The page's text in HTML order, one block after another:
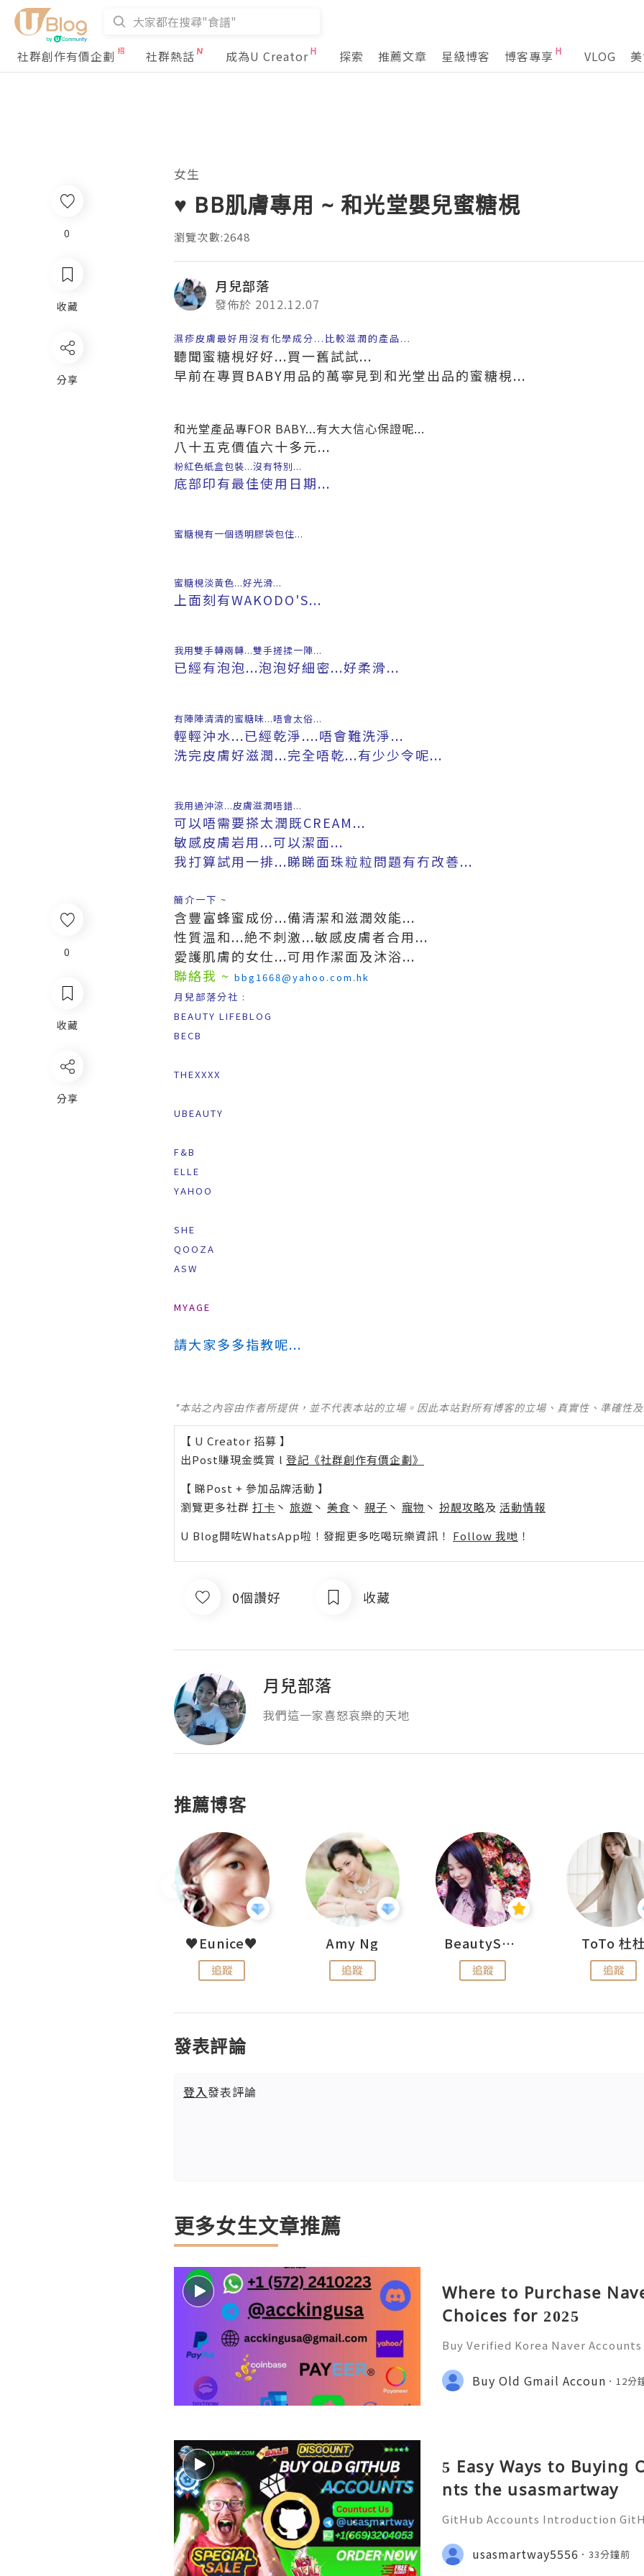
社群創作有價企劃 社群熱話 成為U Creator 探索 推薦文章 星級博客 博客專享 VLOG
0
收藏
分享
女生
♥ BB肌膚專用 ~ 和光堂嬰兒蜜糖梘
瀏覽次數:2648
月兒部落
發佈於 2012.12.07
濕疹皮膚最好用沒有化學成分...比較滋潤的產品...
聽聞蜜糖梘好好...買一舊試試...
早前在專買BABY用品的萬寧見到和光堂出品的蜜糖梘...
和光堂產品專FOR BABY...有大大信心保證呢...
八十五克價值六十多元...
粉紅色紙盒包裝...沒有特別...
底部印有最佳使用日期...
蜜糖梘有一個透明膠袋包住...
蜜糖梘淡黃色...好光滑...
上面刻有WAKODO'S...
我用雙手轉兩轉...雙手搓揉一陣...
已經有泡泡...泡泡好細密...好柔滑...
有陣陣清清的蜜糖味...唔會太俗...
輕輕沖水...已經乾淨....唔會難洗淨...
洗完皮膚好滋潤...完全唔乾...有少少令呢...
我用過沖涼...皮膚滋潤唔錯...
可以唔需要搽太潤既CREAM...
敏感皮膚岩用...可以潔面...
我打算試用一排...睇睇面珠粒粒問題有冇改善...
簡介一下 ~
含豐富蜂蜜成份...備清潔和滋潤效能...
性質温和...絶不刺激...敏感皮膚者合用...
愛護肌膚的女仕...可用作潔面及沐浴...
聯絡我 ~ bbg1668@yahoo.com.hk
月兒部落分社 :
BEAUTY LIFEBLOG
BECB
THEXXXX
UBEAUTY
F&B
ELLE
YAHOO
SHE
QOOZA
ASW
MYAGE
請大家多多指教呢...
*本站之內容由作者所提供，並不代表本站的立場。因此本站對所有博客的立場、真實性、準確性
【 U Creator 招募 】
出Post賺現金獎賞 l 登記《社群創作有價企劃》
【 睇Post + 參加品牌活動 】
瀏覽更多社群 打卡 丶 旅遊 丶 美食 丶 親子 丶 寵物 丶 扮靚攻略及 活動情報
U Blog開咗WhatsApp啦！發掘更多吃喝玩樂資訊！ Follow 我哋 ！
0個讚好 收藏
月兒部落
我們這一家喜怒哀樂的天地
推薦博客
♥Eunice♥
追蹤
Amy Ng
追蹤
BeautySearch
追蹤
ToTo 杜
追蹤
發表評論
登入發表評論
更多女生文章推薦
Where to Purchase
Choices for 2025
Buy Verified Korea Naver
age search, shopping, payments,
trusted account. accking
Buy Old Gmail Accoun 12分
5 Easy Ways to Buying
nts the usasmartway
GitHub Accounts Introduction
ions of developers, businesses,
ommunities. It is much m
usasmartway5556 33分鐘前
0
收藏
分享